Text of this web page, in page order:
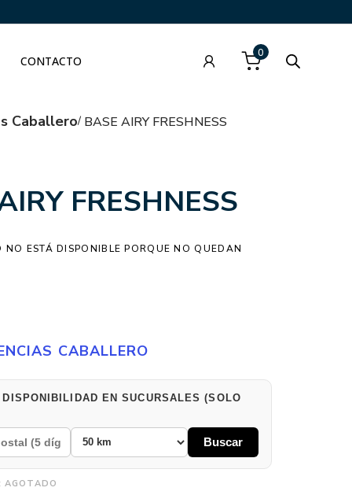
CONTACTO
0
Caballero BASE AIRY FRESHNESS
FRESHNESS
NO ESTÁ DISPONIBLE PORQUE NO QUEDAN
CABALLERO
EN SUCURSALES (SOLO
Buscar
AGOTADO